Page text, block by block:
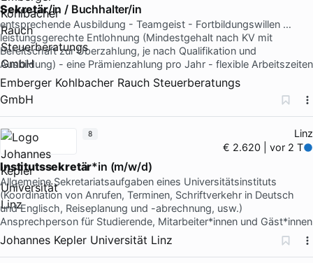
Sekretär/in / Buchhalter/in
entsprechende Ausbildung - Teamgeist - Fortbildungswillen …
leistungsgerechte Entlohnung (Mindestgehalt nach KV mit
Bereitschaft zur Überzahlung, je nach Qualifikation und
Ausbildung) - eine Prämienzahlung pro Jahr - flexible Arbeitszeiten
Emberger Kohlbacher Rauch Steuerberatungs
GmbH
Linz
€ 2.620 | vor 2 T
Institutssekretär*in (m/w/d)
Allgemeine Sekretariatsaufgaben eines Universitätsinstituts
(Koordination von Anrufen, Terminen, Schriftverkehr in Deutsch
und Englisch, Reiseplanung und -abrechnung, usw.)
Ansprechperson für Studierende, Mitarbeiter*innen und Gäst*innen
Johannes Kepler Universität Linz
8